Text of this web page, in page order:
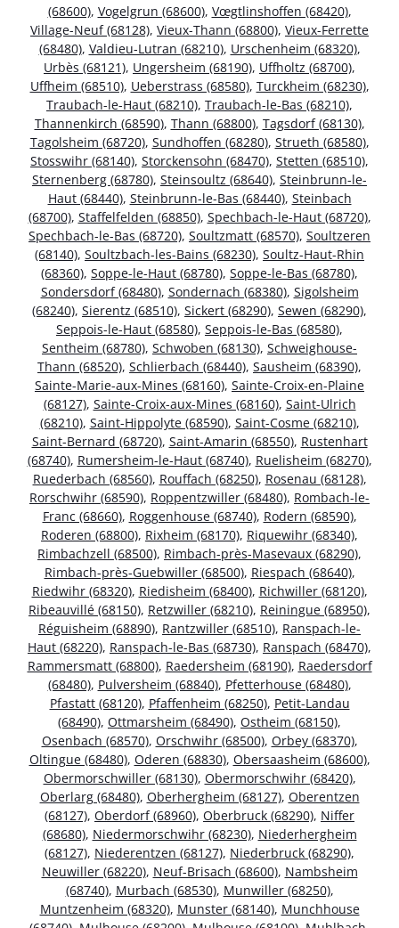
(68600), Vogelgrun (68600), Vœgtlinshoffen (68420),
Village-Neuf (68128), Vieux-Thann (68800), Vieux-Ferrette
(68480), Valdieu-Lutran (68210), Urschenheim (68320),
Urbès (68121), Ungersheim (68190), Uffholtz (68700),
Uffheim (68510), Ueberstrass (68580), Turckheim (68230),
Traubach-le-Haut (68210), Traubach-le-Bas (68210),
Thannenkirch (68590), Thann (68800), Tagsdorf (68130),
Tagolsheim (68720), Sundhoffen (68280), Strueth (68580),
Stosswihr (68140), Storckensohn (68470), Stetten (68510),
Sternenberg (68780), Steinsoultz (68640), Steinbrunn-le-
Haut (68440), Steinbrunn-le-Bas (68440), Steinbach
(68700), Staffelfelden (68850), Spechbach-le-Haut (68720),
Spechbach-le-Bas (68720), Soultzmatt (68570), Soultzeren
(68140), Soultzbach-les-Bains (68230), Soultz-Haut-Rhin
(68360), Soppe-le-Haut (68780), Soppe-le-Bas (68780),
Sondersdorf (68480), Sondernach (68380), Sigolsheim
(68240), Sierentz (68510), Sickert (68290), Sewen (68290),
Seppois-le-Haut (68580), Seppois-le-Bas (68580),
Sentheim (68780), Schwoben (68130), Schweighouse-
Thann (68520), Schlierbach (68440), Sausheim (68390),
Sainte-Marie-aux-Mines (68160), Sainte-Croix-en-Plaine
(68127), Sainte-Croix-aux-Mines (68160), Saint-Ulrich
(68210), Saint-Hippolyte (68590), Saint-Cosme (68210),
Saint-Bernard (68720), Saint-Amarin (68550), Rustenhart
(68740), Rumersheim-le-Haut (68740), Ruelisheim (68270),
Ruederbach (68560), Rouffach (68250), Rosenau (68128),
Rorschwihr (68590), Roppentzwiller (68480), Rombach-le-
Franc (68660), Roggenhouse (68740), Rodern (68590),
Roderen (68800), Rixheim (68170), Riquewihr (68340),
Rimbachzell (68500), Rimbach-près-Masevaux (68290),
Rimbach-près-Guebwiller (68500), Riespach (68640),
Riedwihr (68320), Riedisheim (68400), Richwiller (68120),
Ribeauvillé (68150), Retzwiller (68210), Reiningue (68950),
Réguisheim (68890), Rantzwiller (68510), Ranspach-le-
Haut (68220), Ranspach-le-Bas (68730), Ranspach (68470),
Rammersmatt (68800), Raedersheim (68190), Raedersdorf
(68480), Pulversheim (68840), Pfetterhouse (68480),
Pfastatt (68120), Pfaffenheim (68250), Petit-Landau
(68490), Ottmarsheim (68490), Ostheim (68150),
Osenbach (68570), Orschwihr (68500), Orbey (68370),
Oltingue (68480), Oderen (68830), Obersaasheim (68600),
Obermorschwiller (68130), Obermorschwihr (68420),
Oberlarg (68480), Oberhergheim (68127), Oberentzen
(68127), Oberdorf (68960), Oberbruck (68290), Niffer
(68680), Niedermorschwihr (68230), Niederhergheim
(68127), Niederentzen (68127), Niederbruck (68290),
Neuwiller (68220), Neuf-Brisach (68600), Nambsheim
(68740), Murbach (68530), Munwiller (68250),
Muntzenheim (68320), Munster (68140), Munchhouse